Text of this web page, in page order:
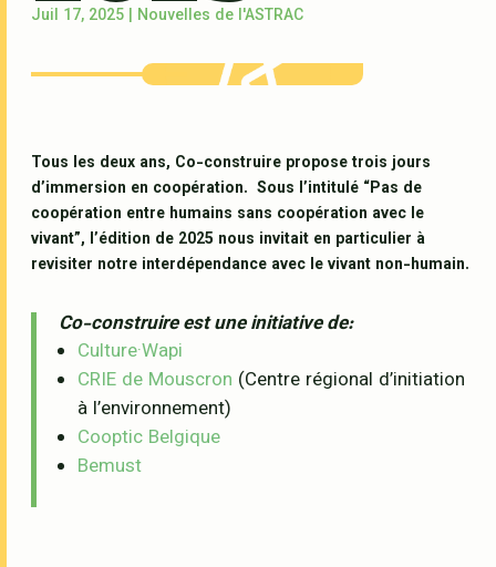
Juil 17, 2025 | Nouvelles de l'ASTRAC
Tous les deux ans, Co-construire propose trois jours
d’immersion en coopération.Sous l’intitulé “Pas de
coopération entre humains sans coopération avec le
vivant”, l’édition de 2025 nous invitait en particulier à
revisiter notre interdépendance avec le vivant non-humain.
Co-construire est une initiative de:
Culture·Wapi
CRIE de Mouscron (Centre régional d’initiation
à l’environnement)
Cooptic Belgique
Bemust